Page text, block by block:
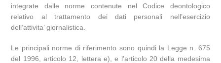
integrate dalle norme contenute nel Codice deontologico
relativo al trattamento dei dati personali nell’esercizio
dell’attivita’ giornalistica.
Le principali norme di riferimento sono quindi la Legge n. 675
del 1996, articolo 12, lettera e), e l’articolo 20 della medesima